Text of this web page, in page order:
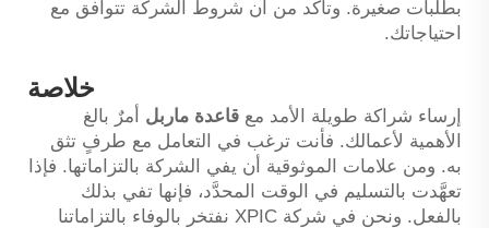
بطلبات صغيرة. وتأكَّد من أن شروط الشركة تتوافق مع
احتياجاتك.
خلاصة
إرساء شراكة طويلة الأمد مع قاعدة ماربل
أمرٌ بالغ
الأهمية لأعمالك. فأنت ترغب في التعامل مع طرفٍ تثق
به. ومن علامات الموثوقية أن يفي الشركة بالتزاماتها. فإذا
تعهَّدت بالتسليم في الوقت المحدَّد، فإنها تفي بذلك
بالفعل. ونحن في شركة XPIC نفتخر بالوفاء بالتزاماتنا